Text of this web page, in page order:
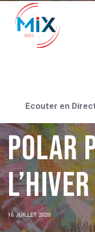
Ecouter en
polar
l’hiver
16 JUILLET 2020